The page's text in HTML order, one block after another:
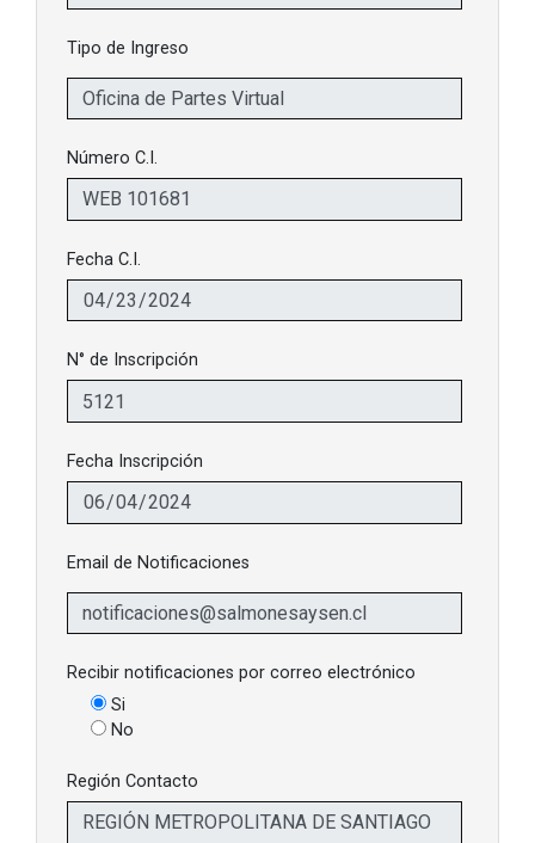
Tipo de Ingreso
Número C.I.
Fecha C.I.
N° de Inscripción
Fecha Inscripción
Email de Notificaciones
Recibir notificaciones por correo electrónico
Si
No
Región Contacto